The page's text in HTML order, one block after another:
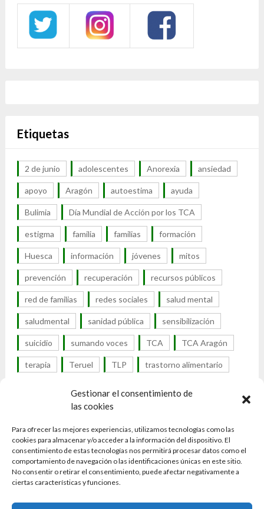
Gestionar el consentimiento de
las cookies
Para ofrecer las mejores experiencias, utilizamos tecnologías como las
cookies para almacenar y/o acceder a la información del dispositivo. El
consentimiento de estas tecnologías nos permitirá procesar datos como el
comportamiento de navegación o las identificaciones únicas en este sitio.
No consentir o retirar el consentimiento, puede afectar negativamente a
ciertas características y funciones.
Etiquetas
2 de junio adolescentes Anorexia ansiedad
apoyo Aragón autoestima ayuda
Bulimia Día Mundial de Acción por los TCA
estigma familia familias formación
Huesca información jóvenes mitos
prevención recuperación recursos públicos
red de familias redes sociales salud mental
saludmental sanidad pública sensibilización
suicidio sumando voces TCA TCA Aragón
terapia Teruel TLP trastorno alimentario
trastorno por atracón
trastornos alimenticios
trastornos de la conducta alimentaria tratamiento
UTCA visibilidad visibilidad TCA Zaragoza